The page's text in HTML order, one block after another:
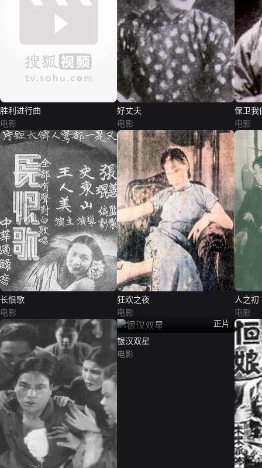
胜利进行曲
电影
好丈夫
电影
保卫我
电影
长恨歌
电影
狂欢之夜
电影
人之初
电影
正片
银汉双星
电影